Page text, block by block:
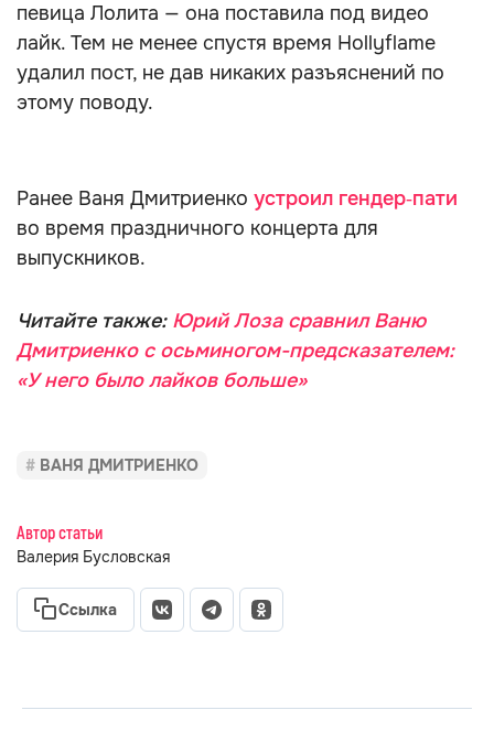
певица Лолита — она поставила под видео
лайк. Тем не менее спустя время Hollyflame
удалил пост, не дав никаких разъяснений по
этому поводу.
Ранее Ваня Дмитриенко устроил гендер‑пати
во время праздничного концерта для
выпускников.
Читайте также: Юрий Лоза сравнил Ваню
Дмитриенко с осьминогом-предсказателем:
«У него было лайков больше»
ВАНЯ ДМИТРИЕНКО
Автор статьи
Валерия Бусловская
Ссылка